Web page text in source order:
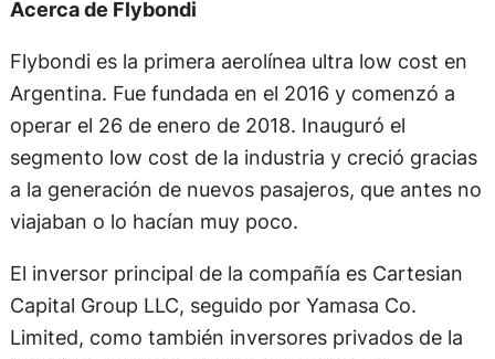
Acerca de Flybondi
Flybondi es la primera aerolínea ultra low cost en
Argentina. Fue fundada en el 2016 y comenzó a
operar el 26 de enero de 2018. Inauguró el
segmento low cost de la industria y creció gracias
a la generación de nuevos pasajeros, que antes no
viajaban o lo hacían muy poco.
El inversor principal de la compañía es Cartesian
Capital Group LLC, seguido por Yamasa Co.
Limited, como también inversores privados de la